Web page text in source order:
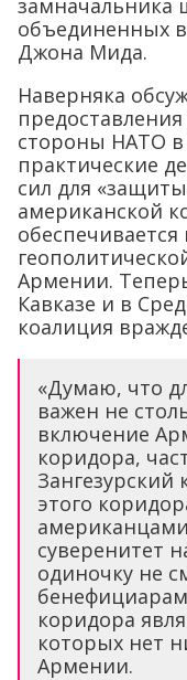
замначальника
объединенных
Джона Мида.
Наверняка
стороны НАТО в
практические
сил для
американской
Армении.
Кавказе и в
коалиция
«Думаю, что
важен не
включение
коридора,
Зангезурский
этого
суверенитет
одиночку не
коридора
которых нет
Армении.